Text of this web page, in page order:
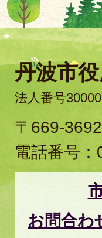
丹波市
法人番号
〒669-
電話番号：
お問合わ